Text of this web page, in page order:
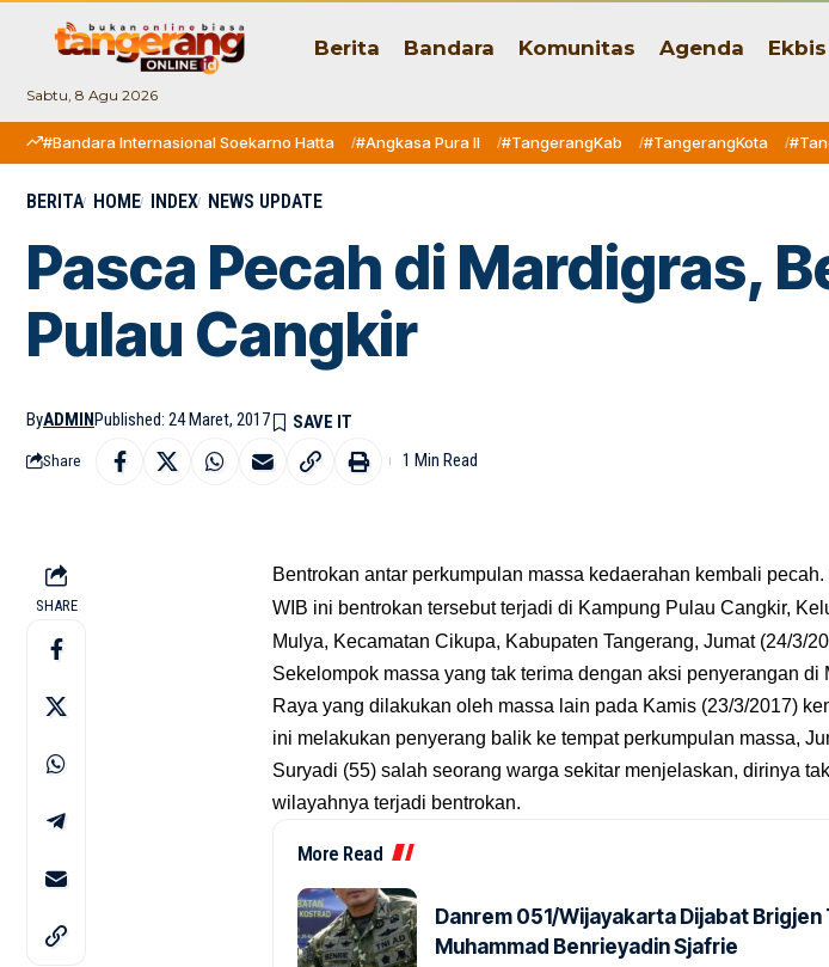
Sabtu, 8 Agu 2026
Berita Bandara Komunitas Agenda
#Bandara Internasional Soekarno Hatta #Angkasa Pura II #TangerangKab #TangerangKota
BERITA HOME INDEX NEWS UPDATE
Pasca Pecah di Mardigras,
Pulau Cangkir
ByADMINPublished: 24 Maret, 2017
Share 1 Min Read
SHARE
Bentrokan antar perkumpulan massa kedaerahan kembali
WIB ini bentrokan tersebut terjadi di Kampung Pulau Cangkir,
Mulya, Kecamatan Cikupa, Kabupaten Tangerang, Jumat (24/3/
Sekelompok massa yang tak terima dengan aksi penyerangan di
Raya yang dilakukan oleh massa lain pada Kamis (23/3/2017)
ini melakukan penyerang balik ke tempat perkumpulan massa,
Suryadi (55) salah seorang warga sekitar menjelaskan, dirinya
wilayahnya terjadi bentrokan.
More Read
Danrem 051/Wijayakarta Dijabat Brigjen
Muhammad Benrieyadin Sjafrie